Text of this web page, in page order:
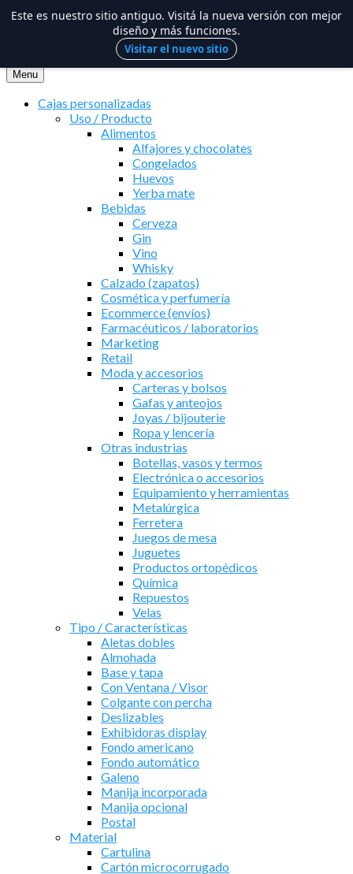
al
contenido
Menu
Cajas personalizadas
Uso / Producto
Alimentos
Alfajores y chocolates
Congelados
Huevos
Yerba mate
Bebidas
Cerveza
Gin
Vino
Whisky
Calzado (zapatos)
Cosmética y perfumería
Ecommerce (envíos)
Farmacéuticos / laboratorios
Marketing
Retail
Moda y accesorios
Carteras y bolsos
Gafas y anteojos
Joyas / bijouterie
Ropa y lencería
Otras industrias
Botellas, vasos y termos
Electrónica o accesorios
Equipamiento y herramientas
Metalúrgica
Ferretera
Juegos de mesa
Juguetes
Productos ortopédicos
Química
Repuestos
Velas
Tipo / Características
Aletas dobles
Almohada
Base y tapa
Con Ventana / Visor
Colgante con percha
Deslizables
Exhibidoras display
Fondo americano
Fondo automático
Galeno
Manija incorporada
Manija opcional
Postal
Material
Cartulina
Cartón microcorrugado
Este es nuestro sitio antiguo. Visitá la nueva versión con mejor
diseño y más funciones.
Visitar el nuevo sitio